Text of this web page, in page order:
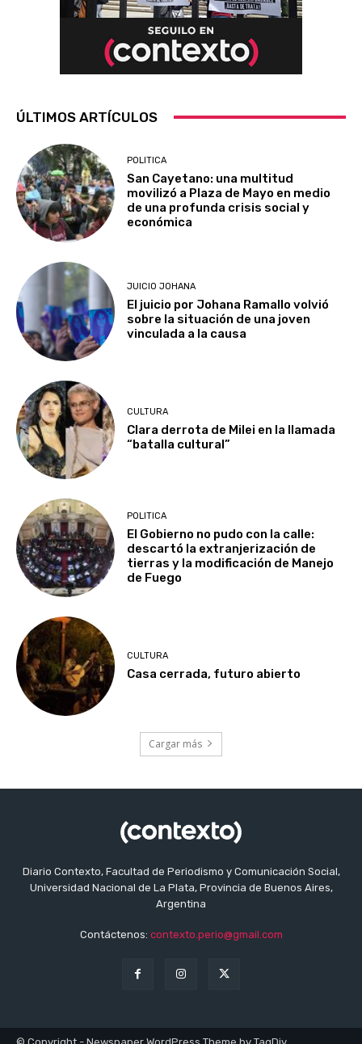
ÚLTIMOS ARTÍCULOS
POLITICA
San Cayetano: una multitud
movilizó a Plaza de Mayo en medio
de una profunda crisis social y
económica
JUICIO JOHANA
El juicio por Johana Ramallo volvió
sobre la situación de una joven
vinculada a la causa
CULTURA
Clara derrota de Milei en la llamada
“batalla cultural”
POLITICA
El Gobierno no pudo con la calle:
descartó la extranjerización de
tierras y la modificación de Manejo
de Fuego
CULTURA
Casa cerrada, futuro abierto
Cargar más
Diario Contexto, Facultad de Periodismo y Comunicación Social,
Universidad Nacional de La Plata, Provincia de Buenos Aires,
Argentina
Contáctenos: contexto.perio@gmail.com